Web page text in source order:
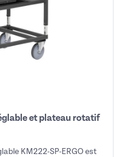
et plateau rotatif
KM222-SP-ERGO est